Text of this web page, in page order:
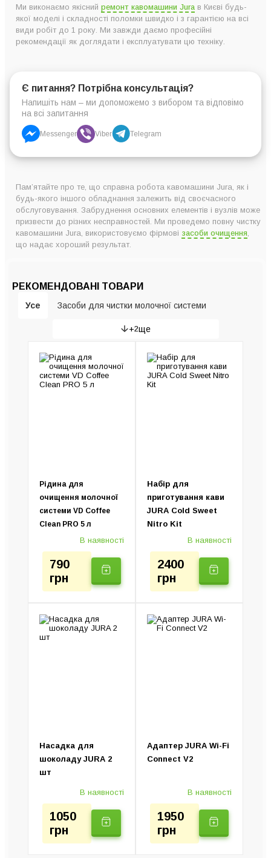
Ми виконаємо якісний ремонт кавомашини Jura в Києві будь-
якої моделі і складності поломки швидко і з гарантією на всі
види робіт до 1 року. Ми завжди даємо професійні
рекомендації як доглядати і експлуатувати цю техніку.
Є питання? Потрібна консультація?
Напишіть нам – ми допоможемо з вибором та відповімо
на всі запитання
Messenger Viber Telegram
Пам’ятайте про те, що справна робота кавомашини Jura, як і
будь-якого іншого обладнання залежить від своєчасного
обслуговування. Забруднення основних елементів і вузлів може
призвести до різних несправностей. Ми проведемо повну чистку
кавомашини Jura, використовуємо фірмові засоби очищення
що надає хороший результат.
РЕКОМЕНДОВАНІ ТОВАРИ
Усе Засоби для чистки молочної системи
Аксесуари для кавомашин
Універсальні засоби для кавомашин
+2ще
Рідина для
очищення молочної
системи VD Coffee
Clean PRO 5 л
В наявності
790
грн
Набір для
приготування кави
JURA Cold Sweet
Nitro Kit
В наявності
2400
грн
Насадка для
шоколаду JURA 2
шт
В наявності
1050
грн
Адаптер JURA Wi-Fi
Connect V2
В наявності
1950
грн